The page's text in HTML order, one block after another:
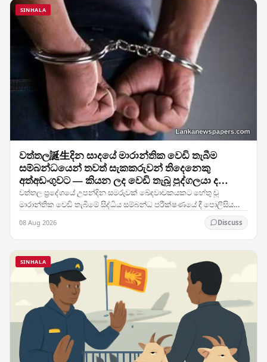
SINHALA
වත්තල誕生දින සාදයේ මාරාන්තික වෙඩි තැබීම
සම්බන්ධයෙන් තවත් සැකකරුවන් තිදෙනෙකු
අත්අඩංගුවට — කියන ලද වෙඩි තැබූ පුද්ගලයා ද
ඇතුළත්ව
වත්තල ප්‍රදේශයේ උපන්දින සමරුවක් ඛේදවාචකයකට හේතු වූ
මාරාන්තික වෙඩි තැබීමේ සිද්ධිය සම්බන්ධ පරීක්ෂණයේ දී පොලිසිය
08 Aug 2026 Discuss
SINHALA